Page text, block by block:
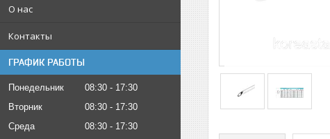
О нас
Контакты
ГРАФИК РАБОТЫ
Понедельник 08:30
17:30
Вторник
08:30
17:30
Среда
08:30
17:30